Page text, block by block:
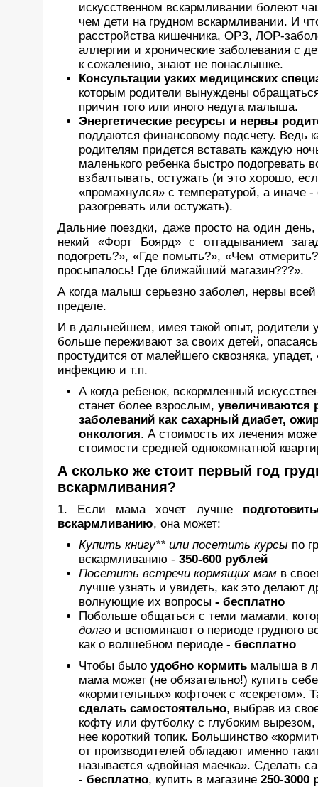
искусственном вскармливании болеют
чем дети на грудном вскармливании. И
расстройства кишечника, ОРЗ, ЛОР-
аллергии и хронические заболевания с
к сожалению, знают не понаслышке.
Консультации узких медицинских
которым родители вынуждены
причин того или иного недуга малыша.
Энергетические ресурсы и нервы
поддаются финансовому подсчету. Ведь
родителям придется вставать каждую
маленького ребенка быстро подогревать
взбалтывать, остужать (и это хорошо,
«промахнулся» с температурой, а иначе -
разогревать или остужать).
Дальние поездки, даже просто на один
некий «Форт Боярд» с отгадыванием
подогреть?», «Где помыть?», «Чем
просыпалось! Где ближайший магазин???».
А когда малыш серьезно заболел, нервы
пределе.
И в дальнейшем, имея такой опыт, родители
больше переживают за своих детей,
простудится от малейшего сквозняка,
инфекцию и т.п.
А когда ребенок, вскормленный
станет более взрослым, увеличиваются
заболеваний как сахарный диабет,
онкология. А стоимость их лечения
стоимости средней однокомнатной
А сколько же стоит первый год
вскармливания?
1. Если мама хочет лучше
вскармливанию, она может:
Купить книгу** или посетить курсы по
вскармливанию - 350-600 рублей
Посетить встречи кормящих мам в
лучше узнать и увидеть, как это делают
волнующие их вопросы - бесплатно
Побольше общаться с теми мамами,
долго и вспоминают о периоде грудного
как о волшебном периоде - бесплатно
Чтобы было удобно кормить малыша в
мама может (не обязательно!) купить
«кормительных» кофточек с «секретом».
сделать самостоятельно, выбрав из
кофту или футболку с глубоким
нее короткий топик. Большинство
от производителей обладают именно
называется «двойная маечка». Сделать
- бесплатно, купить в магазине 250-3000